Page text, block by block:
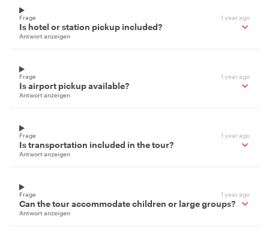
Frage 1 year ago
Is hotel or station pickup included?
Antwort anzeigen
Frage 1 year ago
Is airport pickup available?
Antwort anzeigen
Frage 1 year ago
Is transportation included in the tour?
Antwort anzeigen
Frage 1 year ago
Can the tour accommodate children or large groups?
Antwort anzeigen